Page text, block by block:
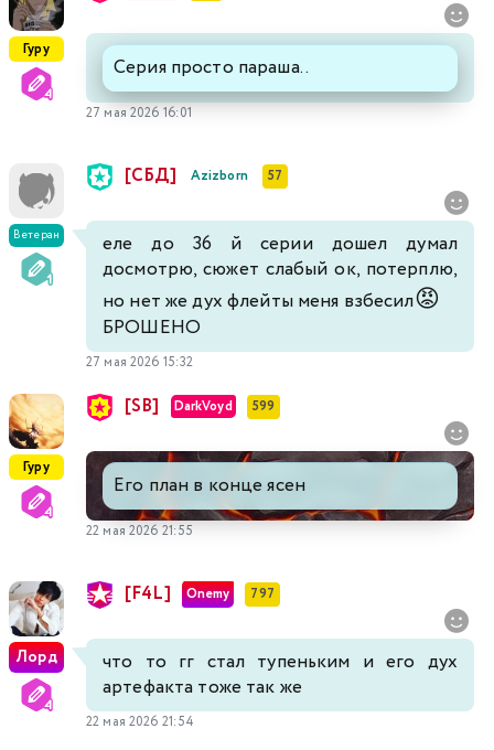
Гуру
Серия просто параша..
27 мая 2026 16:01
Ветеран
[СБД] Azizborn 57
еле до 36 й серии дошел думал
досмотрю, сюжет слабый ок, потерплю,
но нет же дух флейты меня взбесил😡
БРОШЕНО
27 мая 2026 15:32
Гуру
[SB] DarkVoyd 599
Его план в конце ясен
22 мая 2026 21:55
Лорд
[F4L] Onemy 797
что то гг стал тупеньким и его дух
артефакта тоже так же
22 мая 2026 21:54